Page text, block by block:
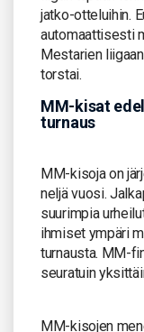
jatko-otteluihin.
automaattisesti
Mestarien
torstai.
MM-kisat
turnaus
MM-kisoja on
neljä vuosi.
suurimpia
ihmiset ympäri
turnausta. MM-
seuratuin
MM-kisojen